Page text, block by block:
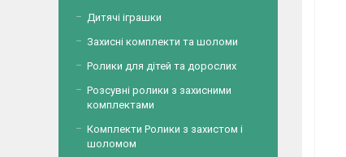
Дитячі іграшки
Захисні комплекти та шоломи
Ролики для дітей та дорослих
Розсувні ролики з захисними
комплектами
Комплекти Ролики з захистом і
шоломом